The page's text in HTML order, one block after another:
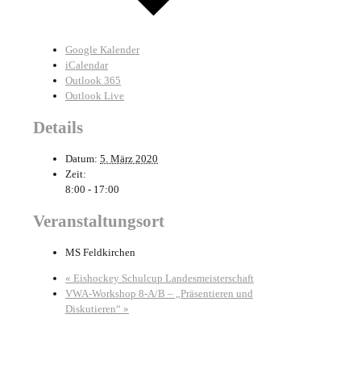
Google Kalender
iCalendar
Outlook 365
Outlook Live
Details
Datum: 5. März 2020
Zeit:
8:00 - 17:00
Veranstaltungsort
MS Feldkirchen
« Eishockey Schulcup Landesmeisterschaft
VWA-Workshop 8-A/B – „Präsentieren und
Diskutieren“ »